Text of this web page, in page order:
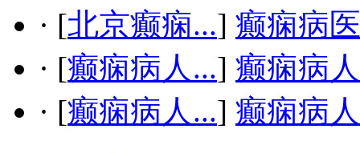
· [北京癫痫...] 癫痫病
· [癫痫病人...] 癫痫病
· [癫痫病人...] 癫痫病